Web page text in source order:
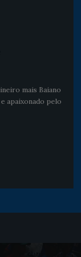
mais Baiano
apaixonado pelo